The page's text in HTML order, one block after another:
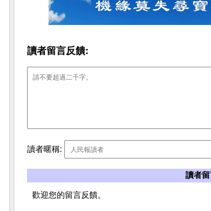
讀者留言反饋:
讀者暱稱:
讀者
歡迎您的留言反饋。